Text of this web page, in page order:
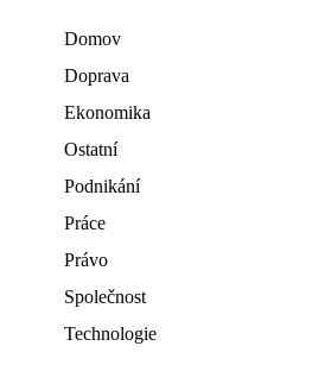
Domov
Doprava
Ekonomika
Ostatní
Podnikání
Práce
Právo
Společnost
Technologie